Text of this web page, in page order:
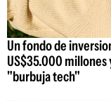
Un fondo de
US$35.000 millones
"burbuja tech"